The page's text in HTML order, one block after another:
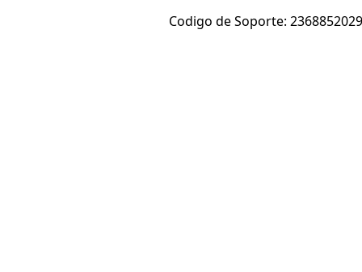
Codigo de Soporte: 2368852029